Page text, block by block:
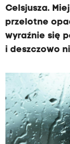
Celsjusza.
przelotne
wyraźnie się
i deszczowo